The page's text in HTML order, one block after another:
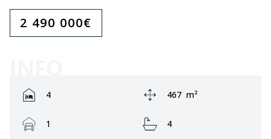
2 490 000€
Rooms:
4 Area:
467 m²
Garage:
1 Bathrooms:
4